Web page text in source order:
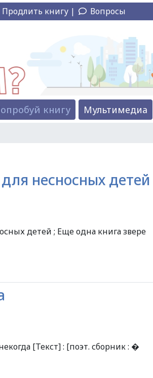
Продлить книгу | Вопросы
книгу Мультимедиа
несносных детей
детей ; Еще одна книга звере
[Текст] : [поэт. сборник : �